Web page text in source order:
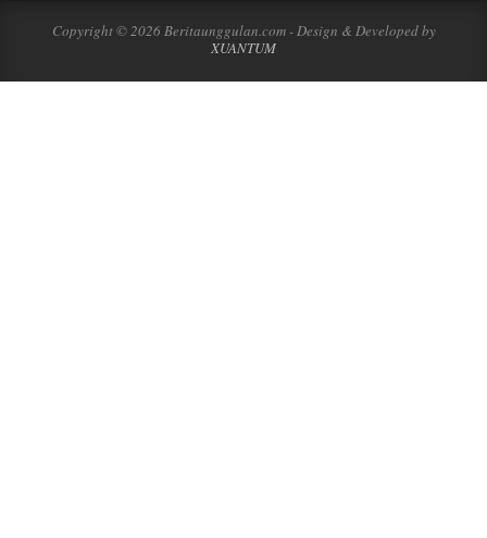
Copyright © 2026 Beritaunggulan.com - Design & Developed by
XUANTUM